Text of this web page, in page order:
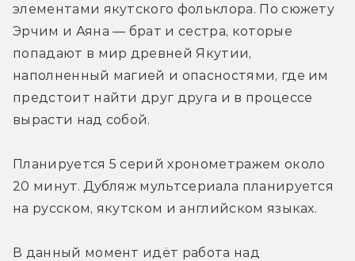
элементами якутского фольклора. По сюжету
Эрчим и Аяна — брат и сестра, которые
попадают в мир древней Якутии,
наполненный магией и опасностями, где им
предстоит найти друг друга и в процессе
вырасти над собой.
Планируется 5 серий хронометражем около
20 минут. Дубляж мультсериала планируется
на русском, якутском и английском языках.
В данный момент идёт работа над